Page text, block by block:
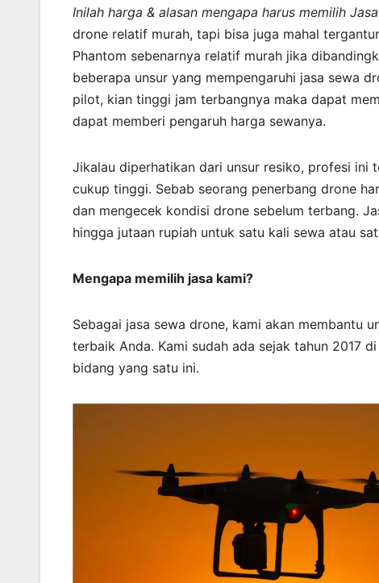
Inilah harga & alasan mengapa harus memilih
drone relatif murah, tapi bisa juga mahal
Phantom sebenarnya relatif murah jika
beberapa unsur yang mempengaruhi jasa sewa
pilot, kian tinggi jam terbangnya maka dapat
dapat memberi pengaruh harga sewanya.
Jikalau diperhatikan dari unsur resiko, profesi ini
cukup tinggi. Sebab seorang penerbang drone
dan mengecek kondisi drone sebelum terbang.
hingga jutaan rupiah untuk satu kali sewa atau
Mengapa memilih jasa kami?
Sebagai jasa sewa drone, kami akan membantu
terbaik Anda. Kami sudah ada sejak tahun 2017
bidang yang satu ini.